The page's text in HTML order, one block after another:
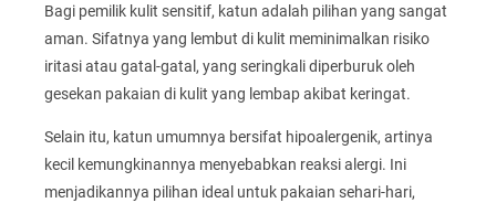
Bagi pemilik kulit sensitif, katun adalah pilihan yang sangat
aman. Sifatnya yang lembut di kulit meminimalkan risiko
iritasi atau gatal-gatal, yang seringkali diperburuk oleh
gesekan pakaian di kulit yang lembap akibat keringat.
Selain itu, katun umumnya bersifat hipoalergenik, artinya
kecil kemungkinannya menyebabkan reaksi alergi. Ini
menjadikannya pilihan ideal untuk pakaian sehari-hari,